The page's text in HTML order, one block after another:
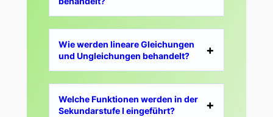
Wie werden lineare Gleichungen
und Ungleichungen behandelt?
Welche Funktionen werden in der
Sekundarstufe I eingeführt?